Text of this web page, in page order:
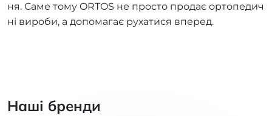
ня. Саме тому ORTOS не просто продає ортопедич
ні вироби, а допомагає рухатися вперед.
Наші бренди